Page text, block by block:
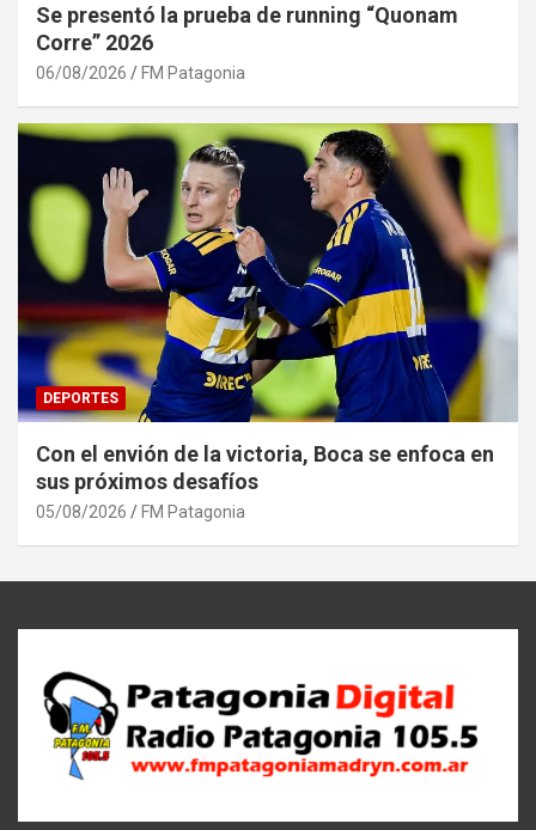
Se presentó la prueba de running “Quonam
Corre” 2026
06/08/2026 FM Patagonia
DEPORTES
Con el envión de la victoria, Boca se enfoca en
sus próximos desafíos
05/08/2026 FM Patagonia